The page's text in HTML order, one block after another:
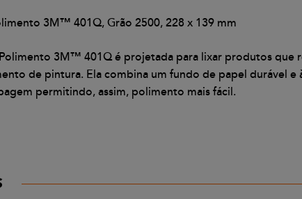
3M™ 401Q, Grão 2500, 228 x 139 mm
Polimento 3M™ 401Q é projetada para lixar produtos
de pintura. Ela combina um fundo de papel
permitindo, assim, polimento mais fácil.